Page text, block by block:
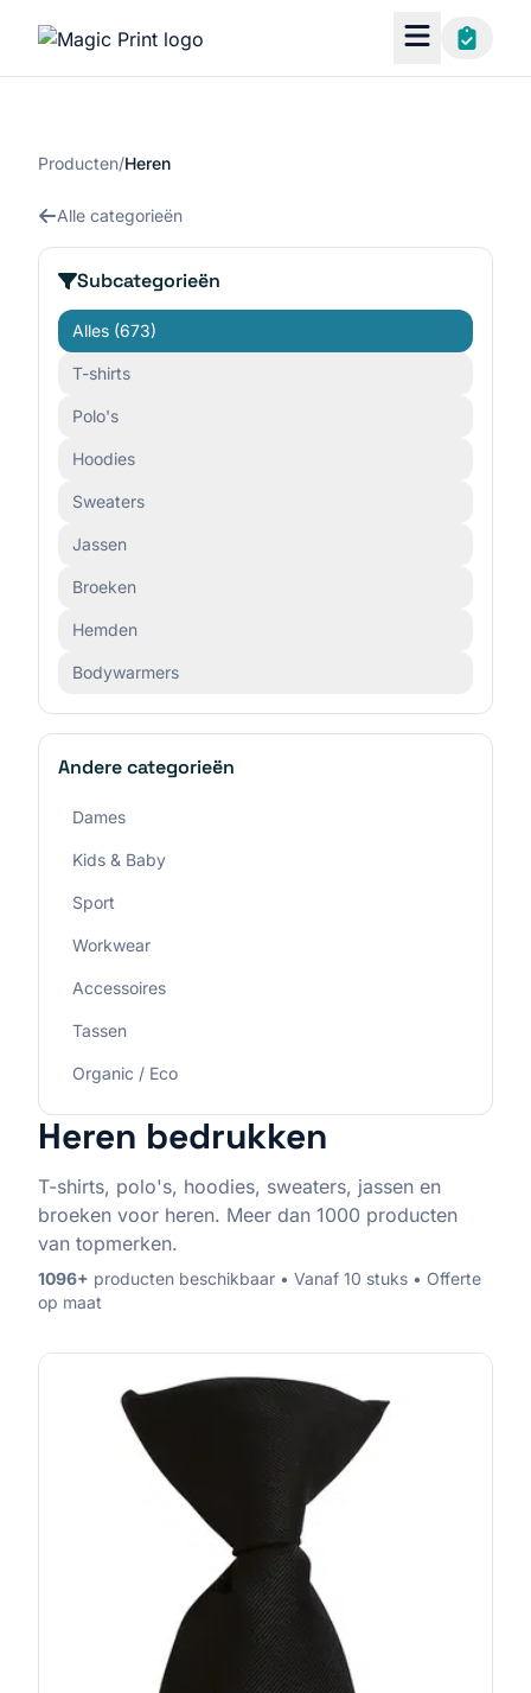
Producten/Heren
Alle categorieën
Subcategorieën
Alles (673)
T-shirts
Polo's
Hoodies
Sweaters
Jassen
Broeken
Hemden
Bodywarmers
Andere categorieën
Dames
Kids & Baby
Sport
Workwear
Accessoires
Tassen
Organic / Eco
Heren bedrukken
T-shirts, polo's, hoodies, sweaters, jassen en
broeken voor heren. Meer dan 1000 producten
van topmerken.
1096+ producten beschikbaar • Vanaf 10 stuks • Offerte
op maat